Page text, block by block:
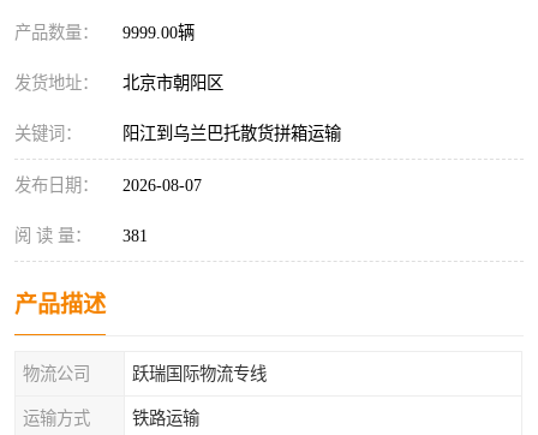
产品数量： 9999.00辆
发货地址： 北京市朝阳区
关键词： 阳江到乌兰巴托散货拼箱运输
发布日期： 2026-08-07
阅 读 量： 381
产品描述
物流公司 跃瑞国际物流专线
运输方式 铁路运输